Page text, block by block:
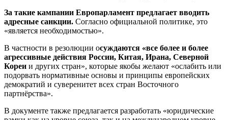
За такие кампании Европарламент предлагает вводить
адресные санкции. Согласно официальной политике, это
«является необходимостью».
В частности в резолюции осуждаются «все более и более
агрессивные действия России, Китая, Ирана, Северной
Кореи и других стран», которые якобы желают «ослабить или
подорвать нормативные основы и принципы европейских
демократий и суверенитет всех стран Восточного
партнёрства».
В документе также предлагается разработать «юридические